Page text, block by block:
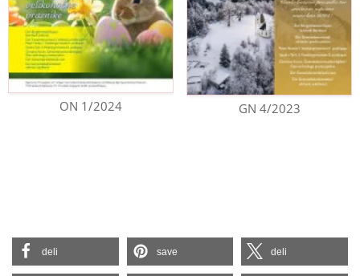
ON 1/2024 GN 4/2023
deli save deli